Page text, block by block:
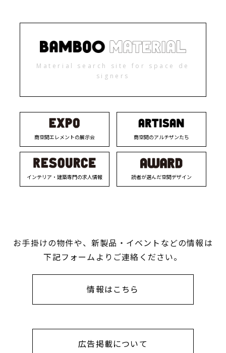
Material search site for space de
signers
商空間エレメントの展示会 商空間のアルチザンたち
インテリア・建築専門の求人情報 読者が選んだ空間デザイン
お手掛けの物件や、新製品・イベントなどの情報は
下記フォームよりご連絡ください。
情報はこちら
広告掲載について